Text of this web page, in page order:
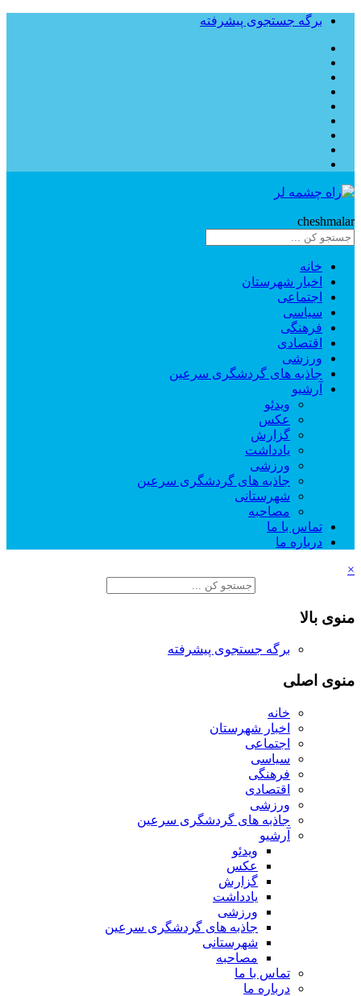
برگه جستجوی پیشرفته
cheshmalar
خانه
اخبار شهرستان
اجتماعی
سیاسی
فرهنگی
اقتصادی
ورزشی
جاذبه های گردشگری سرعین
آرشیو
ویدئو
عکس
گزارش
یادداشت
ورزشی
جاذبه های گردشگری سرعین
شهرستانی
مصاحبه
تماس با ما
درباره ما
×
منوی بالا
برگه جستجوی پیشرفته
منوی اصلی
خانه
اخبار شهرستان
اجتماعی
سیاسی
فرهنگی
اقتصادی
ورزشی
جاذبه های گردشگری سرعین
آرشیو
ویدئو
عکس
گزارش
یادداشت
ورزشی
جاذبه های گردشگری سرعین
شهرستانی
مصاحبه
تماس با ما
درباره ما